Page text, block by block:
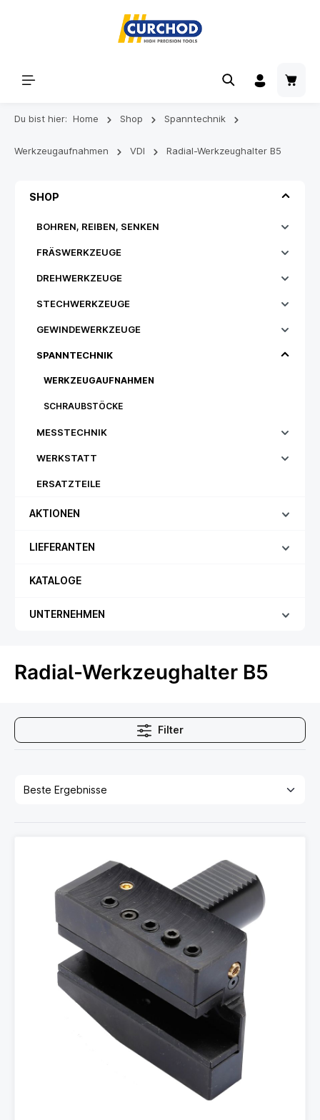
Du bist hier: Home Shop Spanntechnik
Werkzeugaufnahmen VDI Radial-Werkzeughalter B5
SHOP
BOHREN, REIBEN, SENKEN
FRÄSWERKZEUGE
DREHWERKZEUGE
STECHWERKZEUGE
GEWINDEWERKZEUGE
SPANNTECHNIK
WERKZEUGAUFNAHMEN
SCHRAUBSTÖCKE
MESSTECHNIK
WERKSTATT
ERSATZTEILE
AKTIONEN
LIEFERANTEN
KATALOGE
UNTERNEHMEN
Radial-Werkzeughalter B5
Filter